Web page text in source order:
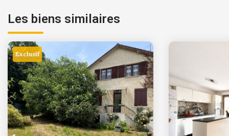
Les biens similaires
Exclusif